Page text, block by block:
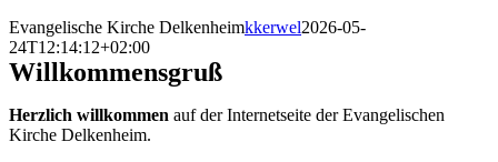
Evangelische Kirche Delkenheimkkerwel2026-05-
24T12:14:12+02:00
Willkommensgruß
Herzlich willkommen auf der Internetseite der Evangelischen
Kirche Delkenheim.